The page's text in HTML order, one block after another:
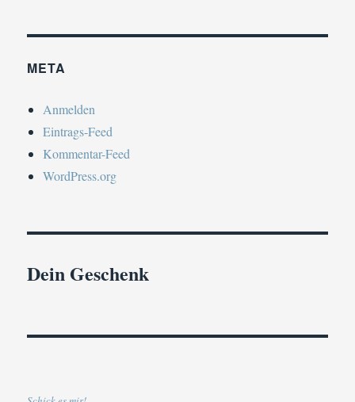
META
Anmelden
Eintrags-Feed
Kommentar-Feed
WordPress.org
Dein Geschenk